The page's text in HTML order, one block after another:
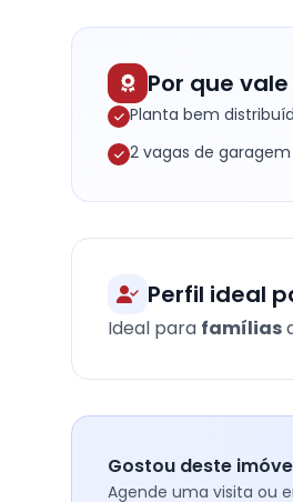
Por que
Planta bem
2 vagas de garagem
Perfil ideal
Ideal para famílias
Gostou deste
Agende uma visita ou